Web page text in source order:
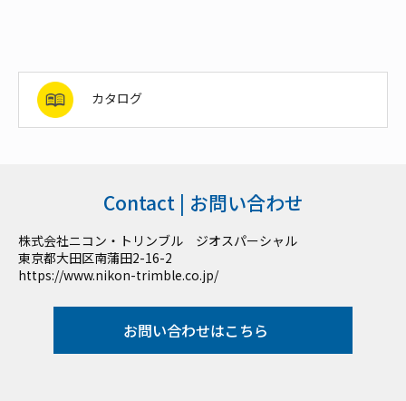
カタログ
Contact | お問い合わせ
株式会社ニコン・トリンブル ジオスパーシャル
東京都大田区南蒲田2-16-2
https://www.nikon-trimble.co.jp/
お問い合わせはこちら